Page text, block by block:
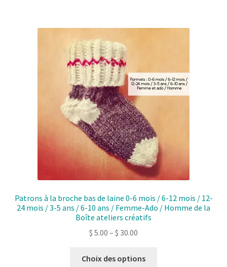
Patrons à la broche bas de laine 0-6 mois / 6-12 mois / 12-
24 mois / 3-5 ans / 6-10 ans / Femme-Ado / Homme de la
Boîte ateliers créatifs
$ 5.00 – $ 30.00
Choix des options